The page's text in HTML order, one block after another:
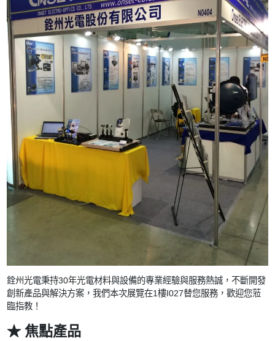
銓州光電秉持30年光電材料與設備的專業經驗與服務熱誠，不斷開發
創新產品與解決方案，我們本次展覽在1樓I027替您服務，歡迎您蒞
臨指教！
★焦點產品